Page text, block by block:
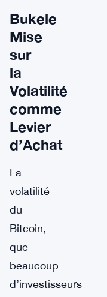
Bukele
Mise
sur
la
Volatilité
comme
Levier
d’Achat
La
volatilité
du
Bitcoin,
que
beaucoup
d’investisseurs